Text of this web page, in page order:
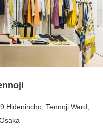
Hidenincho, Tennoji Ward,